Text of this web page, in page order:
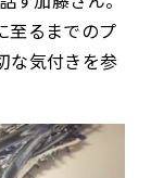
至るまでのプ
な気付きを参